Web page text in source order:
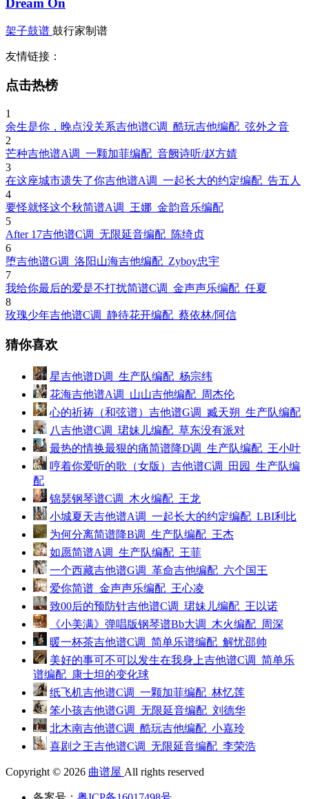
Dream On
架子鼓谱 鼓行家制谱
友情链接：
点击热榜
1
余生是你，晚点没关系吉他谱C调_酷玩吉他编配_弦外之音
2
芒种吉他谱A调_一颗加菲编配_音阙诗听/赵方婧
3
在这座城市遗失了你吉他谱A调_一起长大的约定编配_告五人
4
要怪就怪这个秋简谱A调_王娜_金韵音乐编配
5
After 17吉他谱C调_无限延音编配_陈绮贞
6
堕吉他谱G调_洛阳山海吉他编配_Zyboy忠宇
7
我给你最后的爱是不打扰简谱C调_金声声乐编配_任夏
8
玫瑰少年吉他谱C调_静待花开编配_蔡依林/阿信
猜你喜欢
星吉他谱D调_生产队编配_杨宗纬
花海吉他谱A调_山山吉他编配_周杰伦
心的祈祷（和弦谱）吉他谱G调_臧天朔_生产队编配
八吉他谱C调_珺妹儿编配_草东没有派对
最热的情换最狠的痛简谱降D调_生产队编配_王小叶
哼着你爱听的歌（女版）吉他谱C调_田园_生产队编
配
锦瑟钢琴谱C调_木火编配_王龙
小城夏天吉他谱A调_一起长大的约定编配_LBI利比
为何分离简谱降B调_生产队编配_王杰
如愿简谱A调_生产队编配_王菲
一个西藏吉他谱G调_革命吉他编配_六个国王
爱你简谱_金声声乐编配_王心凌
致00后的预防针吉他谱C调_珺妹儿编配_王以诺
《小美满》弹唱版钢琴谱Bb大调_木火编配_周深
暖一杯茶吉他谱C调_简单乐谱编配_解忧邵帅
美好的事可不可以发生在我身上吉他谱C调_简单乐
谱编配_康士坦的变化球
纸飞机吉他谱C调_一颗加菲编配_林忆莲
笨小孩吉他谱G调_无限延音编配_刘德华
北木南吉他谱C调_酷玩吉他编配_小嘉玲
喜剧之王吉他谱C调_无限延音编配_李荣浩
Copyright © 2026 曲谱屋 All rights reserved